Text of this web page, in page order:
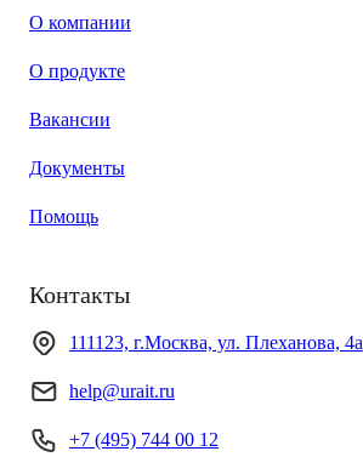
О компании
О продукте
Вакансии
Документы
Помощь
Контакты
111123, г.Москва, ул. Плеханова, 4а
help@urait.ru
+7 (495) 744 00 12